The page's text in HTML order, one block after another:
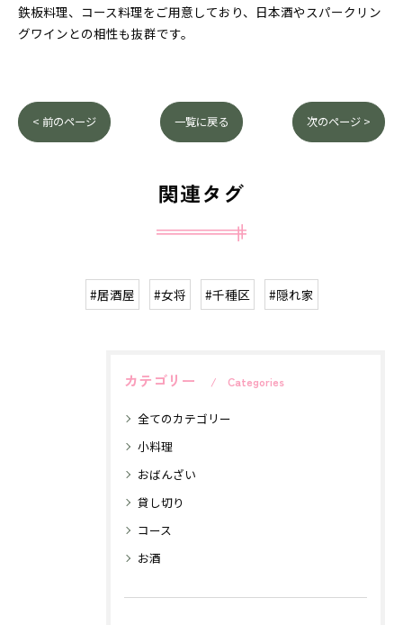
鉄板料理、コース料理をご用意しており、日本酒やスパークリン
グワインとの相性も抜群です。
< 前のページ 一覧に戻る 次のページ >
関連タグ
#居酒屋 #女将 #千種区 #隠れ家
カテゴリー Categories
全てのカテゴリー
小料理
おばんざい
貸し切り
コース
お酒